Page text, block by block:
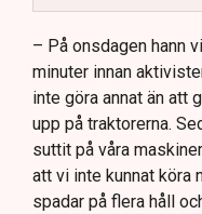
Dialogpolisen på
aktivisternas
Frågor kvarstår om
– På onsdagen hann
minuter innan
inte göra annat än att
upp på traktorerna.
suttit på våra
att vi inte kunnat köra
spadar på flera håll